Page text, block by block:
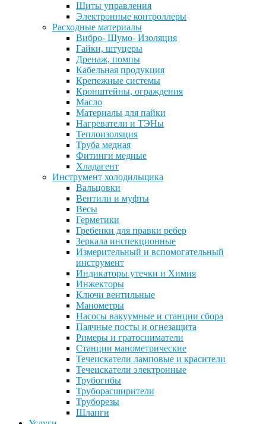
Щиты управления
Электронные контроллеры
Расходные материалы
Вибро- Шумо- Изоляция
Гайки, штуцеры
Дренаж, помпы
Кабельная продукция
Крепежные системы
Кронштейны, ограждения
Масло
Материалы для пайки
Нагреватели и ТЭНы
Теплоизоляция
Труба медная
Фитинги медные
Хладагент
Инструмент холодильщика
Вальцовки
Вентили и муфты
Весы
Герметики
Гребенки для правки ребер
Зеркала инспекционные
Измерительный и вспомогательный
инструмент
Индикаторы утечки и Химия
Инжекторы
Ключи вентильные
Манометры
Насосы вакуумные и станции сбора
Паячные посты и огнезащита
Римеры и гратосниматели
Станции манометрические
Течеискатели ламповые и красители
Течеискатели электронные
Трубогибы
Труборасширители
Труборезы
Шланги